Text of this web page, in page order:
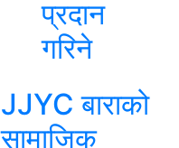
प्रदान
गरिने
JJYC बाराको
सामाजिक